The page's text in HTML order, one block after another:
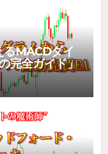
るMACDダイ
完全ガイド」